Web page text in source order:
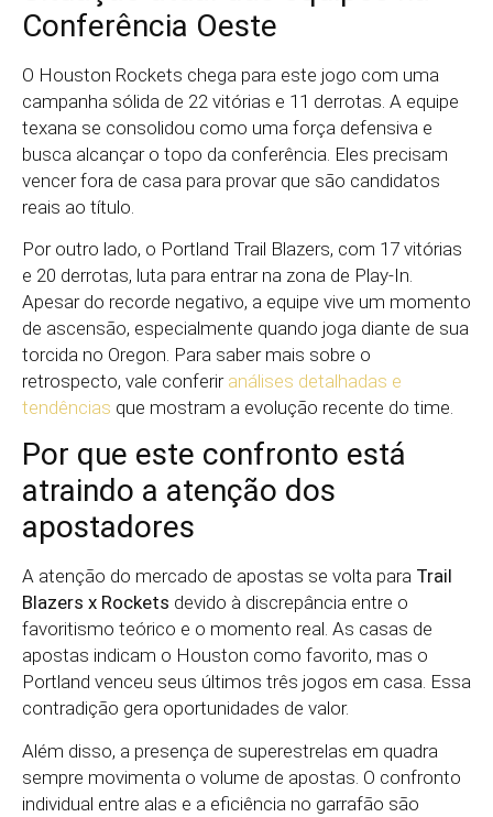
Conferência Oeste
O Houston Rockets chega para este jogo com uma
campanha sólida de 22 vitórias e 11 derrotas. A equipe
texana se consolidou como uma força defensiva e
busca alcançar o topo da conferência. Eles precisam
vencer fora de casa para provar que são candidatos
reais ao título.
Por outro lado, o Portland Trail Blazers, com 17 vitórias
e 20 derrotas, luta para entrar na zona de Play-In.
Apesar do recorde negativo, a equipe vive um momento
de ascensão, especialmente quando joga diante de sua
torcida no Oregon. Para saber mais sobre o
retrospecto, vale conferir análises detalhadas e
tendências que mostram a evolução recente do time.
Por que este confronto está
atraindo a atenção dos
apostadores
A atenção do mercado de apostas se volta para Trail
Blazers x Rockets devido à discrepância entre o
favoritismo teórico e o momento real. As casas de
apostas indicam o Houston como favorito, mas o
Portland venceu seus últimos três jogos em casa. Essa
contradição gera oportunidades de valor.
Além disso, a presença de superestrelas em quadra
sempre movimenta o volume de apostas. O confronto
individual entre alas e a eficiência no garrafão são